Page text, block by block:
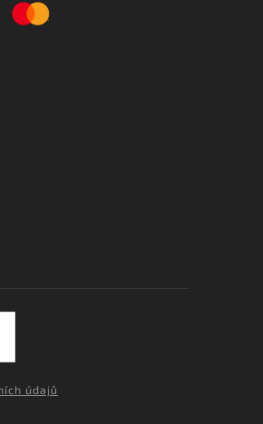
údajů